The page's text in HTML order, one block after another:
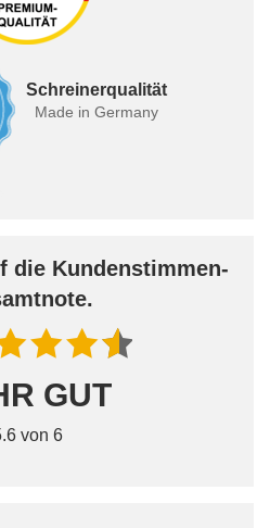
Schreinerqualität
Made in Germany
die Kundenstimmen-
GUT
von 6